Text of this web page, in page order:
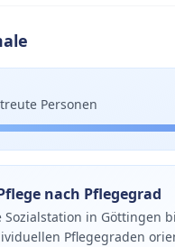
Personen
nach Pflegegrad
Sozialstation in Göttingen
Pflegegraden